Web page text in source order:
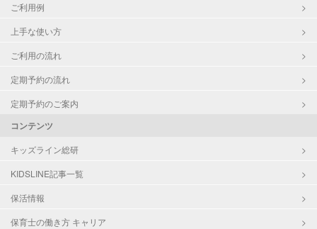
ご利用例
上手な使い方
ご利用の流れ
定期予約の流れ
定期予約のご案内
コンテンツ
キッズライン総研
KIDSLINE記事一覧
保活情報
保育士の働き方 キャリア